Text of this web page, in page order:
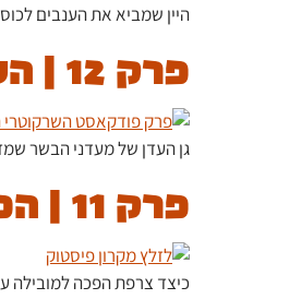
היין שמביא את הענבים לכוס
פרק 12 | השרקוטרי הצרפתי
גן העדן של מעדני הבשר
פרק 11 | הפטיסרי הצרפתי
כיצד צרפת הפכה למובילה